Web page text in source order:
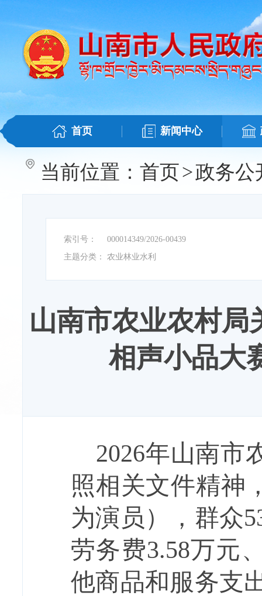
首页 新闻中心
当前位置： 首页>政务公
索引号：
000014349/2026-00439
主题分类：
农业林业水利
山南市农业农村局
相声小品大
2026年山南市
照相关文件精神
为演员），群众
劳务费3.58万元
他商品和服务支